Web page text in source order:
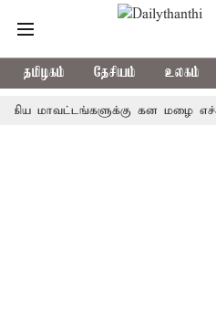
தமிழகம் தேசியம் உலகம்
கன மழை எச்சரிக்கை